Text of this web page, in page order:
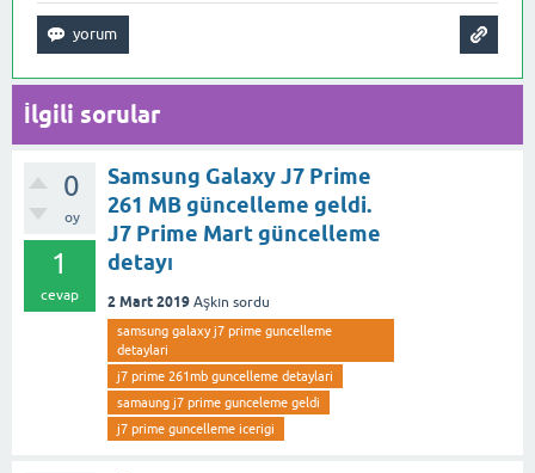
İlgili sorular
0
oy
1
cevap
Samsung Galaxy J7 Prime
261 MB güncelleme geldi.
J7 Prime Mart güncelleme
detayı
2 Mart 2019 Aşkın sordu
samsung galaxy j7 prime guncelleme
detaylari
j7 prime 261mb guncelleme detaylari
samaung j7 prime gunceleme geldi
j7 prime guncelleme icerigi